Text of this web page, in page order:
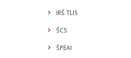
IRŠ TLIS
ŠCS
ŠPEAI